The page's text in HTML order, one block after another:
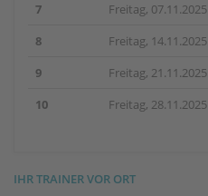
7
Freitag, 07.11.2025
8
Freitag, 14.11.2025
9
Freitag, 21.11.2025
10
Freitag, 28.11.2025
IHR TRAINER VOR ORT